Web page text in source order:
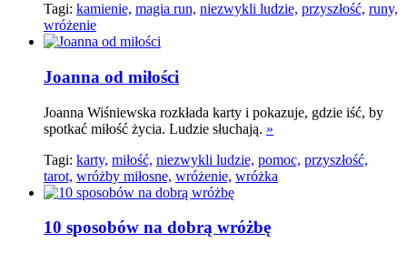
Tagi: kamienie, magia run, niezwykli ludzie, przyszłość, runy,
wróżenie
Joanna od miłości
Joanna Wiśniewska rozkłada karty i pokazuje, gdzie iść, by
spotkać miłość życia. Ludzie słuchają. »
Tagi: karty, miłość, niezwykli ludzie, pomoc, przyszłość,
tarot, wróżby miłosne, wróżenie, wróżka
10 sposobów na dobrą wróżbę